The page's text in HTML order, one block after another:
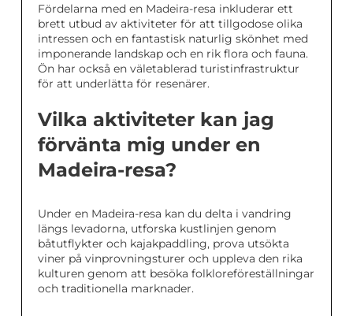
Fördelarna med en Madeira-resa inkluderar ett
brett utbud av aktiviteter för att tillgodose olika
intressen och en fantastisk naturlig skönhet med
imponerande landskap och en rik flora och fauna.
Ön har också en väletablerad turistinfrastruktur
för att underlätta för resenärer.
Vilka aktiviteter kan jag
förvänta mig under en
Madeira-resa?
Under en Madeira-resa kan du delta i vandring
längs levadorna, utforska kustlinjen genom
båtutflykter och kajakpaddling, prova utsökta
viner på vinprovningsturer och uppleva den rika
kulturen genom att besöka folkloreföreställningar
och traditionella marknader.